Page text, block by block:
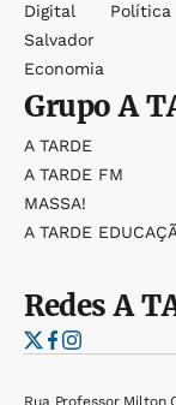
Digital
Salvador
Economia
Política
GrupoA
A TARDE
A TARDE FM
MASSA!
A TARDE
RedesA
Rua Professor Milton